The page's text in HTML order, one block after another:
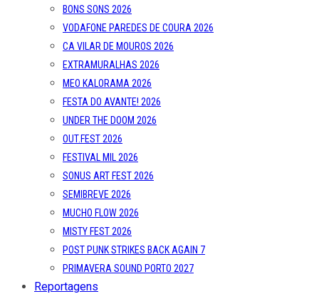
BONS SONS 2026
VODAFONE PAREDES DE COURA 2026
CA VILAR DE MOUROS 2026
EXTRAMURALHAS 2026
MEO KALORAMA 2026
FESTA DO AVANTE! 2026
UNDER THE DOOM 2026
OUT.FEST 2026
FESTIVAL MIL 2026
SONUS ART FEST 2026
SEMIBREVE 2026
MUCHO FLOW 2026
MISTY FEST 2026
POST PUNK STRIKES BACK AGAIN 7
PRIMAVERA SOUND PORTO 2027
Reportagens